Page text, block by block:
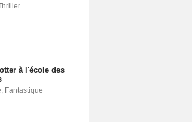
à l'école des
Fantastique